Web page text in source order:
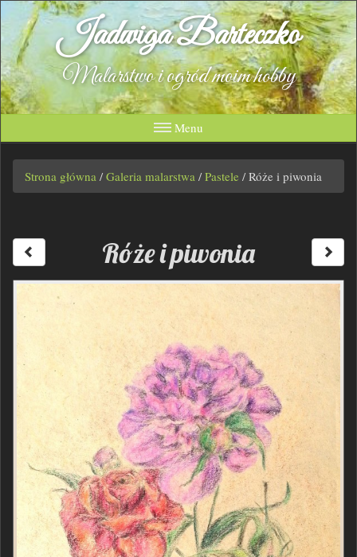
Jadwiga Barteczko
Malarstwo i ogród moim hobby
Menu
Strona główna / Galeria malarstwa / Pastele / Róże i piwonia
Róże i piwonia